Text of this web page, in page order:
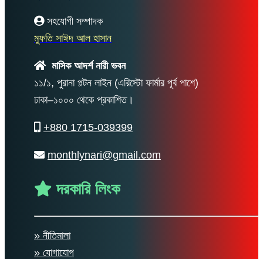
সহযোগী সম্পাদক
মুফতি সাঈদ আল হাসান
মাসিক আদর্শ নারী ভবন
১১/১, পুরানা পল্টন লাইন (এরিস্টো ফার্মার পূর্ব পাশে)
ঢাকা–১০০০ থেকে প্রকাশিত।
+880 1715-039399
monthlynari@gmail.com
দরকারি লিংক
» নীতিমালা
» যোগাযোগ